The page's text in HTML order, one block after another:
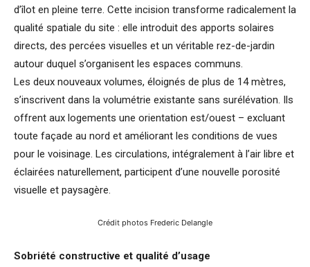
d’îlot en pleine terre. Cette incision transforme radicalement la
qualité spatiale du site : elle introduit des apports solaires
directs, des percées visuelles et un véritable rez-de-jardin
autour duquel s’organisent les espaces communs.
Les deux nouveaux volumes, éloignés de plus de 14 mètres,
s’inscrivent dans la volumétrie existante sans surélévation. Ils
offrent aux logements une orientation est/ouest – excluant
toute façade au nord et améliorant les conditions de vues
pour le voisinage. Les circulations, intégralement à l’air libre et
éclairées naturellement, participent d’une nouvelle porosité
visuelle et paysagère.
Crédit photos Frederic Delangle
Sobriété constructive et qualité d’usage